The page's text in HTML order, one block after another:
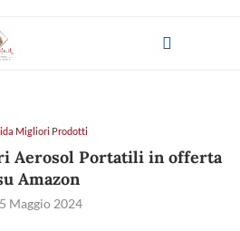
Migliori Prodotti
Aerosol Portatili in offerta
Amazon
Maggio 2024